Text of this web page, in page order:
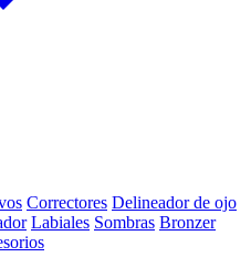
Correctores Delineador de ojo
Labiales Sombras Bronzer